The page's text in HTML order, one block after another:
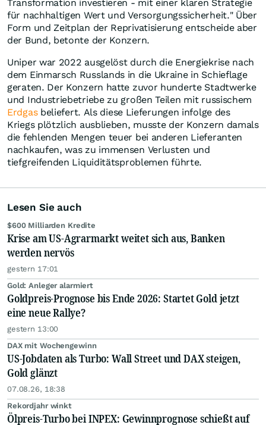
Transformation investieren - mit einer klaren Strategie
für nachhaltigen Wert und Versorgungssicherheit." Über
Form und Zeitplan der Reprivatisierung entscheide aber
der Bund, betonte der Konzern.
Uniper war 2022 ausgelöst durch die Energiekrise nach
dem Einmarsch Russlands in die Ukraine in Schieflage
geraten. Der Konzern hatte zuvor hunderte Stadtwerke
und Industriebetriebe zu großen Teilen mit russischem
Erdgasbeliefert. Als diese Lieferungen infolge des
Kriegs plötzlich ausblieben, musste der Konzern damals
die fehlenden Mengen teuer bei anderen Lieferanten
nachkaufen, was zu immensen Verlusten und
tiefgreifenden Liquiditätsproblemen führte.
Lesen Sie auch
$600 Milliarden Kredite
Krise am US-Agrarmarkt weitet sich aus, Banken
werden nervös
gestern 17:01
Gold: Anleger alarmiert
Goldpreis-Prognose bis Ende 2026: Startet Gold jetzt
eine neue Rallye?
gestern 13:00
DAX mit Wochengewinn
US-Jobdaten als Turbo: Wall Street und DAX steigen,
Gold glänzt
07.08.26, 18:38
Rekordjahr winkt
Ölpreis-Turbo bei INPEX: Gewinnprognose schießt auf